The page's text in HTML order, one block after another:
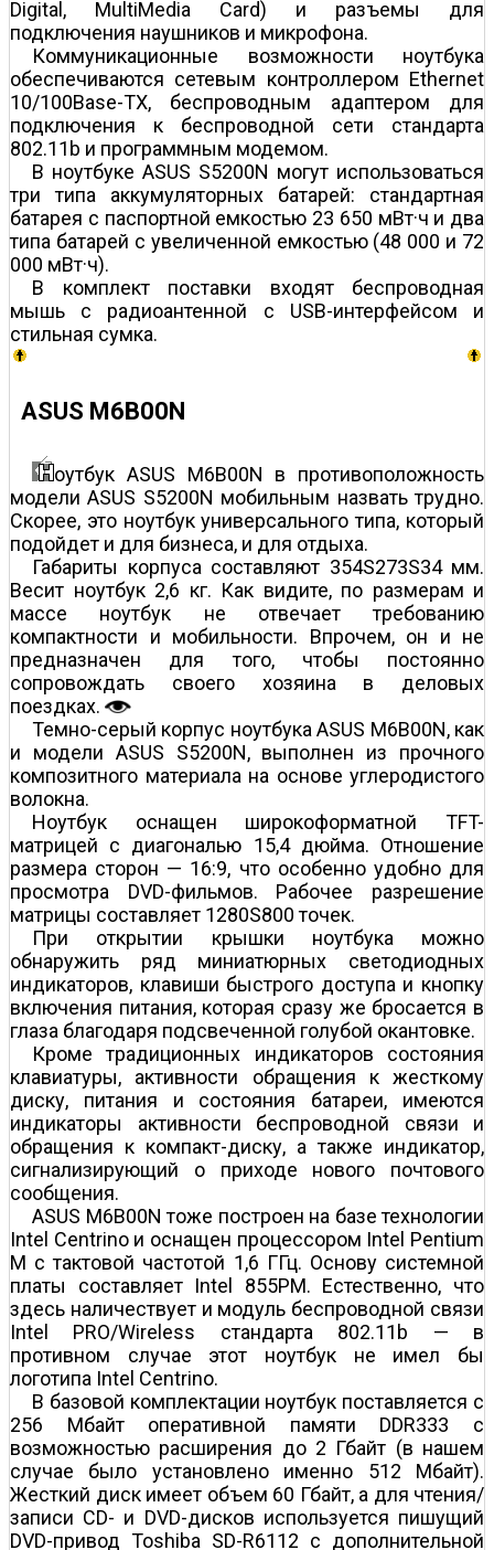
Digital, MultiMedia Card) и разъемы для
подключения наушников и микрофона.
Коммуникационные возможности ноутбука
обеспечиваются сетевым контроллером Ethernet
10/100Base-TX, беспроводным адаптером для
подключения к беспроводной сети стандарта
802.11b и программным модемом.
В ноутбуке ASUS S5200N могут использоваться
три типа аккумуляторных батарей: стандартная
батарея с паспортной емкостью 23 650 мВт·ч и два
типа батарей с увеличенной емкостью (48 000 и 72
000 мВт·ч).
В комплект поставки входят беспроводная
мышь с радиоантенной с USB-интерфейсом и
стильная сумка.
ASUS M6B00N
оутбук ASUS M6B00N в противоположность
модели ASUS S5200N мобильным назвать трудно.
Скорее, это ноутбук универсального типа, который
подойдет и для бизнеса, и для отдыха.
Габариты корпуса составляют 354Ѕ273Ѕ34 мм.
Весит ноутбук 2,6 кг. Как видите, по размерам и
массе ноутбук не отвечает требованию
компактности и мобильности. Впрочем, он и не
предназначен для того, чтобы постоянно
сопровождать своего хозяина в деловых
поездках.
Темно-серый корпус ноутбука ASUS M6B00N, как
и модели ASUS S5200N, выполнен из прочного
композитного материала на основе углеродистого
волокна.
Ноутбук оснащен широкоформатной TFT-
матрицей с диагональю 15,4 дюйма. Отношение
размера сторон — 16:9, что особенно удобно для
просмотра DVD-фильмов. Рабочее разрешение
матрицы составляет 1280Ѕ800 точек.
При открытии крышки ноутбука можно
обнаружить ряд миниатюрных светодиодных
индикаторов, клавиши быстрого доступа и кнопку
включения питания, которая сразу же бросается в
глаза благодаря подсвеченной голубой окантовке.
Кроме традиционных индикаторов состояния
клавиатуры, активности обращения к жесткому
диску, питания и состояния батареи, имеются
индикаторы активности беспроводной связи и
обращения к компакт-диску, а также индикатор,
сигнализирующий о приходе нового почтового
сообщения.
ASUS M6B00N тоже построен на базе технологии
Intel Centrino и оснащен процессором Intel Pentium
M с тактовой частотой 1,6 ГГц. Основу системной
платы составляет Intel 855PM. Естественно, что
здесь наличествует и модуль беспроводной связи
Intel PRO/Wireless стандарта 802.11b — в
противном случае этот ноутбук не имел бы
логотипа Intel Centrino.
В базовой комплектации ноутбук поставляется с
256 Мбайт оперативной памяти DDR333 с
возможностью расширения до 2 Гбайт (в нашем
случае было установлено именно 512 Мбайт).
Жесткий диск имеет объем 60 Гбайт, а для чтения/
записи CD- и DVD-дисков используется пишущий
DVD-привод Toshiba SD-R6112 с дополнительной